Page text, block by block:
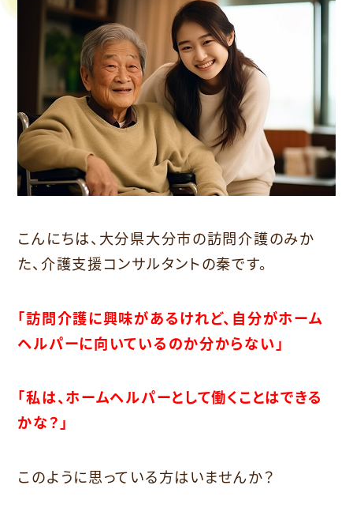
こんにちは、大分県大分市の訪問介護のみか
た、介護支援コンサルタントの秦です。
「訪問介護に興味があるけれど、自分がホーム
ヘルパーに向いているのか分からない」
「私は、ホームヘルパーとして働くことはできる
かな？」
このように思っている方はいませんか？